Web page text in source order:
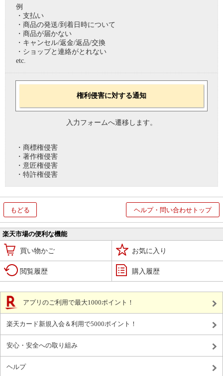
例
・支払い
・商品の発送/到着日時について
・商品が届かない
・キャンセル/返金/返品/交換
・ショップと連絡がとれない
etc.
権利侵害に対する通知
入力フォームへ遷移します。
・商標権侵害
・著作権侵害
・意匠権侵害
・特許権侵害
もどる ヘルプ・問い合わせトップ
楽天市場の便利な機能
買い物かご お気に入り
閲覧履歴 購入履歴
アプリのご利用で最大1000ポイント！
楽天カード新規入会＆利用で5000ポイント！
安心・安全への取り組み
ヘルプ